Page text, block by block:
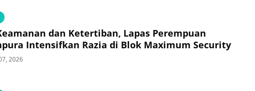
dan Ketertiban, Lapas Perempuan
Intensifkan Razia di Blok Maximum Security
2026